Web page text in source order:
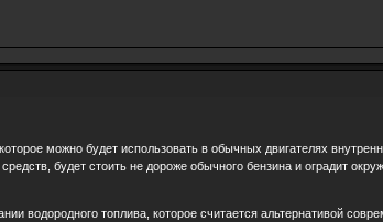
можно будет использовать в обычных двигателях
будет стоить не дороже обычного бензина и оградит
водородного топлива, которое считается альтернативой